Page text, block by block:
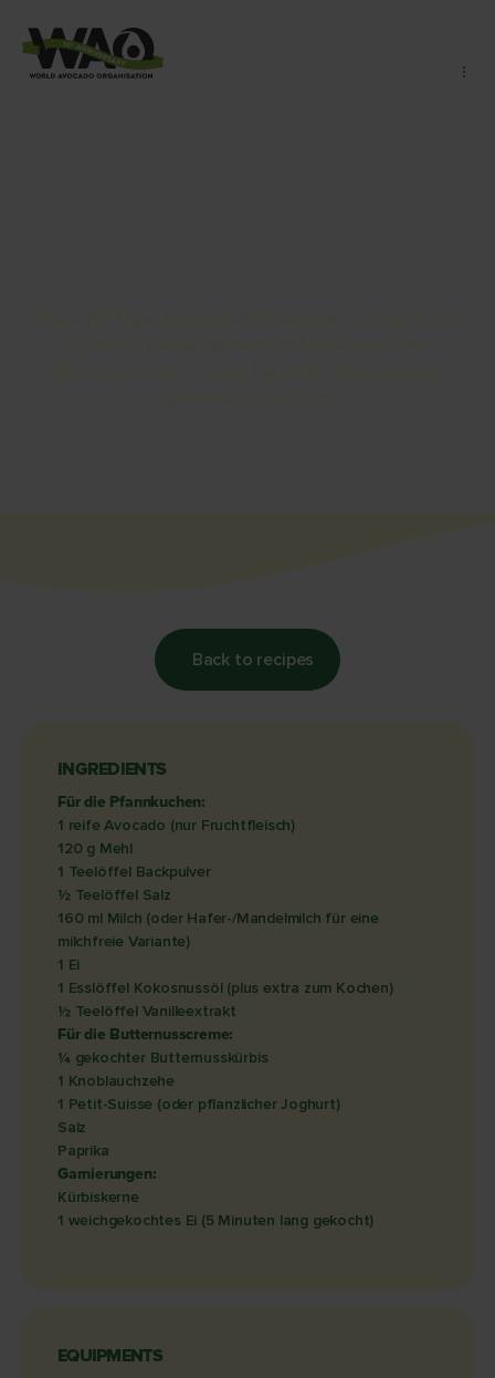
Back to recipes
INGREDIENTS
Für die Pfannkuchen:
1 reife Avocado (nur Fruchtfleisch)
120 g Mehl
1 Teelöffel Backpulver
½ Teelöffel Salz
160 ml Milch (oder Hafer-/Mandelmilch für eine
milchfreie Variante)
1 Ei
1 Esslöffel Kokosnussöl (plus extra zum Kochen)
½ Teelöffel Vanilleextrakt
Für die Butternusscreme:
¼ gekochter Butternusskürbis
1 Knoblauchzehe
1 Petit-Suisse (oder pflanzlicher Joghurt)
Salz
Paprika
Garnierungen:
Kürbiskerne
1 weichgekochtes Ei (5 Minuten lang gekocht)
EQUIPMENTS